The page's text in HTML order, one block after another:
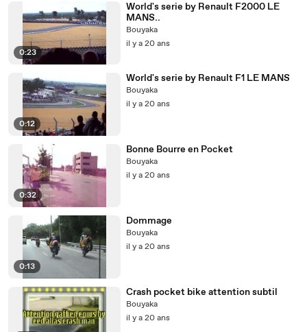
0:23
World's serie by Renault F2000 LE
MANS..
Bouyaka
il y a 20 ans
0:12
World's serie by Renault F1 LE MANS
Bouyaka
il y a 20 ans
0:32
Bonne Bourre en Pocket
Bouyaka
il y a 20 ans
0:13
Dommage
Bouyaka
il y a 20 ans
Crash pocket bike attention subtil
Bouyaka
il y a 20 ans